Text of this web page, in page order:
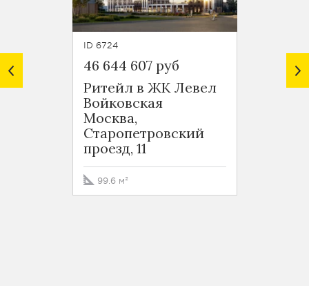
ID 6724
46 644 607 руб
Ритейл в ЖК Левел
Войковская
Москва,
Старопетровский
проезд, 11
99.6 м²
82